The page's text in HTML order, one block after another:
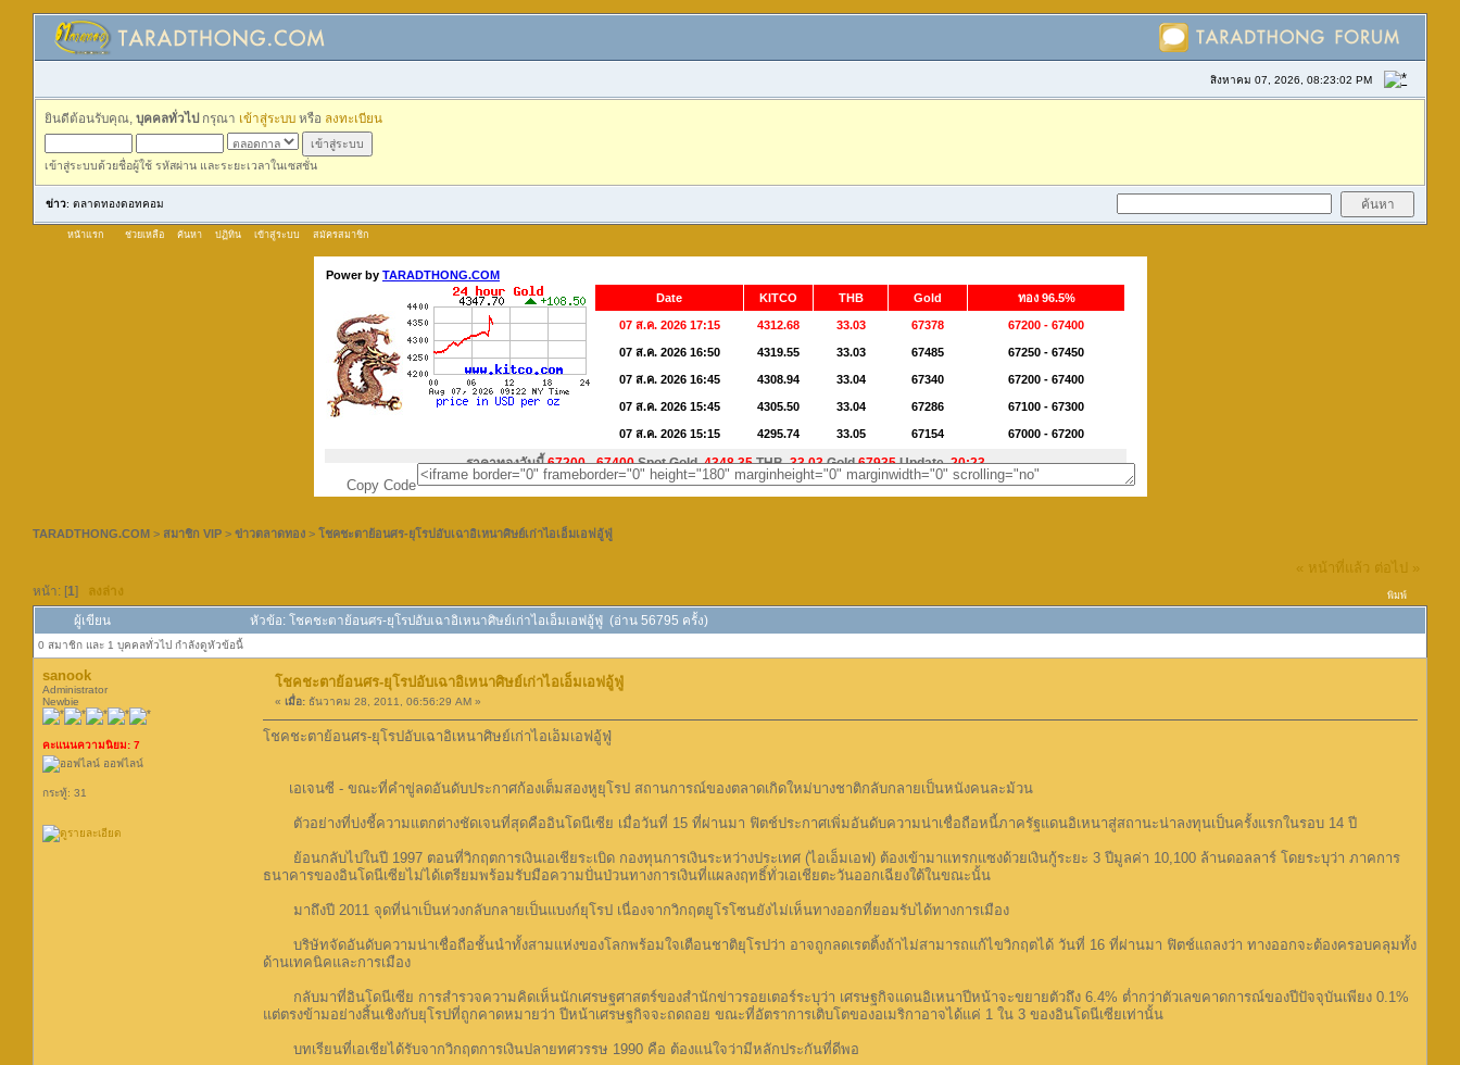
สิงหาคม 07, 2026, 08:23:02 PM
ยินดีต้อนรับคุณ, บุคคลทั่วไป กรุณา เข้าสู่ระบบ หรือ ลงทะเบียน
เข้าสู่ระบบด้วยชื่อผู้ใช้ รหัสผ่าน และระยะเวลาในเซสชั่น
ข่าว: ตลาดทองดอทคอม
หน้าแรก ช่วยเหลือ ค้นหา ปฏิทิน เข้าสู่ระบบ สมัครสมาชิก
Copy Code
TARADTHONG.COM > สมาชิก VIP > ข่าวตลาดทอง > โชคชะตาย้อนศร-ยุโรปอับเฉาอิเหนาศิษย์เก่าไอเอ็มเอฟอู้ฟู่
หน้า: [1] ลงล่าง
« หน้าที่แล้ว ต่อไป »
พิมพ์
ผู้เขียน หัวข้อ: โชคชะตาย้อนศร-ยุโรปอับเฉาอิเหนาศิษย์เก่าไอเอ็มเอฟอู้ฟู่ (อ่าน 56795 ครั้ง)
0 สมาชิก และ 1 บุคคลทั่วไป กำลังดูหัวข้อนี้
sanook
Administrator
Newbie
คะแนนความนิยม: 7
ออฟไลน์
กระทู้: 31
โชคชะตาย้อนศร-ยุโรปอับเฉาอิเหนาศิษย์เก่าไอเอ็มเอฟอู้ฟู่
« เมื่อ: ธันวาคม 28, 2011, 06:56:29 AM »
โชคชะตาย้อนศร-ยุโรปอับเฉาอิเหนาศิษย์เก่าไอเอ็มเอฟอู้ฟู่
เอเจนซี - ขณะที่คำขู่ลดอันดับประกาศก้องเต็มสองหูยุโรป สถานการณ์ของตลาดเกิดใหม่บางชาติกลับกลายเป็นหนังคนละม้วน
ตัวอย่างที่บ่งชี้ความแตกต่างชัดเจนที่สุดคืออินโดนีเซีย เมื่อวันที่ 15 ที่ผ่านมา ฟิตช์ประกาศเพิ่มอันดับความน่าเชื่อถือหนี้ภาครัฐแดนอิเหนาสู่สถานะน่าลงทุนเป็นครั้งแรกในรอบ 14 ปี
ย้อนกลับไปในปี 1997 ตอนที่วิกฤตการเงินเอเชียระเบิด กองทุนการเงินระหว่างประเทศ (ไอเอ็มเอฟ) ต้องเข้ามาแทรกแซงด้วยเงินกู้ระยะ 3 ปีมูลค่า 10,100 ล้านดอลลาร์ โดยระบุว่า ภาคการ
ธนาคารของอินโดนีเซียไม่ได้เตรียมพร้อมรับมือความปั่นป่วนทางการเงินที่แผลงฤทธิ์ทั่วเอเชียตะวันออกเฉียงใต้ในขณะนั้น
มาถึงปี 2011 จุดที่น่าเป็นห่วงกลับกลายเป็นแบงก์ยุโรป เนื่องจากวิกฤตยูโรโซนยังไม่เห็นทางออกที่ยอมรับได้ทางการเมือง
บริษัทจัดอันดับความน่าเชื่อถือชั้นนำทั้งสามแห่งของโลกพร้อมใจเตือนชาติยุโรปว่า อาจถูกลดเรตติ้งถ้าไม่สามารถแก้ไขวิกฤตได้ วันที่ 16 ที่ผ่านมา ฟิตช์แถลงว่า ทางออกจะต้องครอบคลุมทั้ง
ด้านเทคนิคและการเมือง
กลับมาที่อินโดนีเซีย การสำรวจความคิดเห็นนักเศรษฐศาสตร์ของสำนักข่าวรอยเตอร์ระบุว่า เศรษฐกิจแดนอิเหนาปีหน้าจะขยายตัวถึง 6.4% ต่ำกว่าตัวเลขคาดการณ์ของปีปัจจุบันเพียง 0.1%
แต่ตรงข้ามอย่างสิ้นเชิงกับยุโรปที่ถูกคาดหมายว่า ปีหน้าเศรษฐกิจจะถดถอย ขณะที่อัตราการเติบโตของอเมริกาอาจได้แค่ 1 ใน 3 ของอินโดนีเซียเท่านั้น
บทเรียนที่เอเชียได้รับจากวิกฤตการเงินปลายทศวรรษ 1990 คือ ต้องแน่ใจว่ามีหลักประกันที่ดีพอ